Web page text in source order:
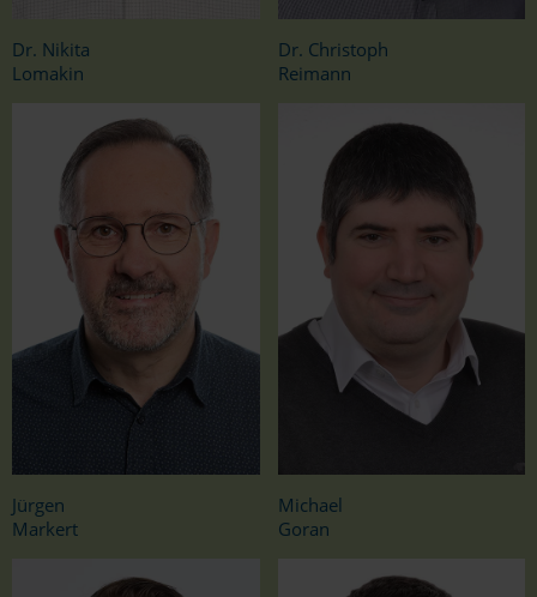
Dr. Nikita
Lomakin
Dr. Christoph
Reimann
Jürgen
Markert
Michael
Goran